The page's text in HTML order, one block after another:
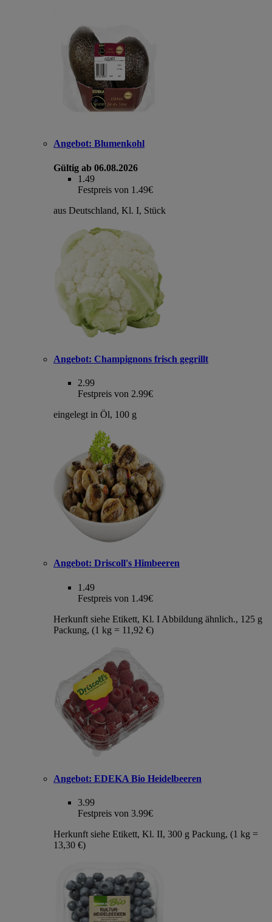
Angebot: Blumenkohl
Gültig ab 06.08.2026
1.49
Festpreis von 1.49€
aus Deutschland, Kl. I, Stück
Angebot: Champignons frisch gegrillt
2.99
Festpreis von 2.99€
eingelegt in Öl, 100 g
Angebot: Driscoll's Himbeeren
1.49
Festpreis von 1.49€
Herkunft siehe Etikett, Kl. I Abbildung ähnlich., 125 g
Packung, (1 kg = 11,92 €)
Angebot: EDEKA Bio Heidelbeeren
3.99
Festpreis von 3.99€
Herkunft siehe Etikett, Kl. II, 300 g Packung, (1 kg =
13,30 €)